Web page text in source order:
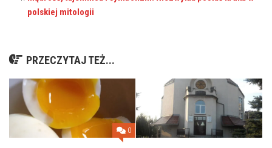
polskiej mitologii
PRZECZYTAJ TEŻ...
0